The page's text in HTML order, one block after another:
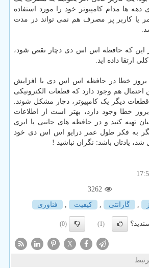
دهه ها مدام کامپیوتر خود را مورد استفاده
یا کاربر پر مصرف هم نمی تواند در مدت
این که حافظه اس اس دی دچار نقص شود،
ارتقا داده اید.
بروز خطا در حافظه اس اس دی با افزایش
احتمال هم وجود دارد که قطعات الکترونیکی
دیگر یک کامپیوتر، دچار مشکل شوند.
بروز خطا وجود دارد، بهتر است از اطلاعات
تهیه کنید و در حافظه های جانبی یا ابری
دیگر به فکر طول عمر درایو اس اس دی خود
شد، یادتان باشد: نگران نباشید !
3262
, گارانتی , كیفیت , فناوری
(1)
(0)
X